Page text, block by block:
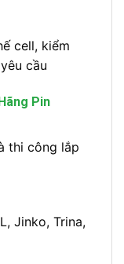
cell, kiểm
cầu
Pin
thi công lắp
Jinko, Trina,